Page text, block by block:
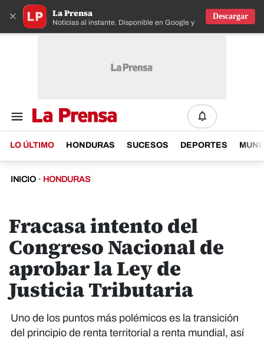
× La Prensa
Noticias al instante. Disponible en Google y IOS
Descargar
LO ÚLTIMO HONDURAS SUCESOS DEPORTES
INICIO · HONDURAS
Fracasa intento del
Congreso Nacional de
aprobar la Ley de
Justicia Tributaria
Uno de los puntos más polémicos es la transición
del principio de renta territorial a renta mundial, así